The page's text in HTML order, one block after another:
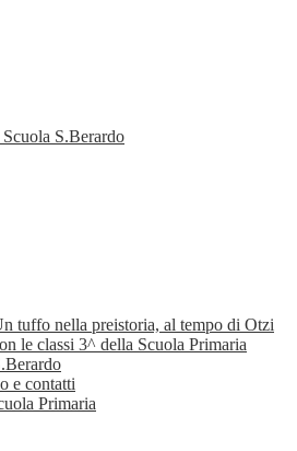
S.Berardo
tuffo nella preistoria, al tempo di Otzi
le classi 3^ della Scuola Primaria
e contatti
Primaria